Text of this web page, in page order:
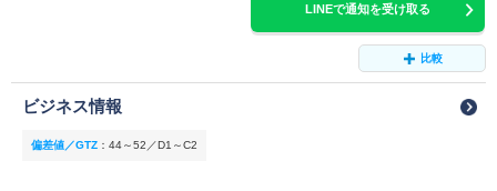
LINEで通知を受け取る
比較
ビジネス情報
偏差値／GTZ ： 44～52／D1～C2